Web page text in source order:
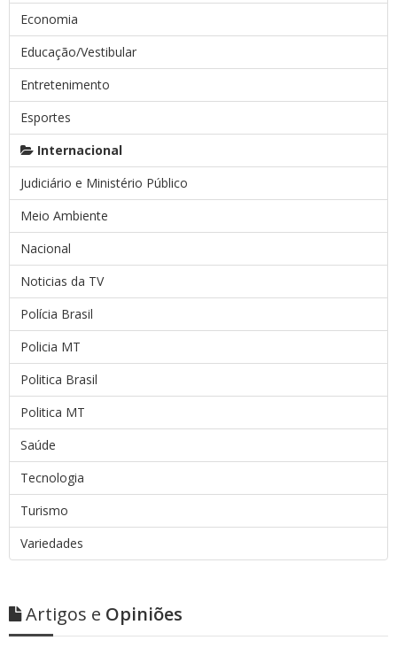
Economia
Educação/Vestibular
Entretenimento
Esportes
Internacional
Judiciário e Ministério Público
Meio Ambiente
Nacional
Noticias da TV
Polícia Brasil
Policia MT
Politica Brasil
Politica MT
Saúde
Tecnologia
Turismo
Variedades
Artigos e Opiniões